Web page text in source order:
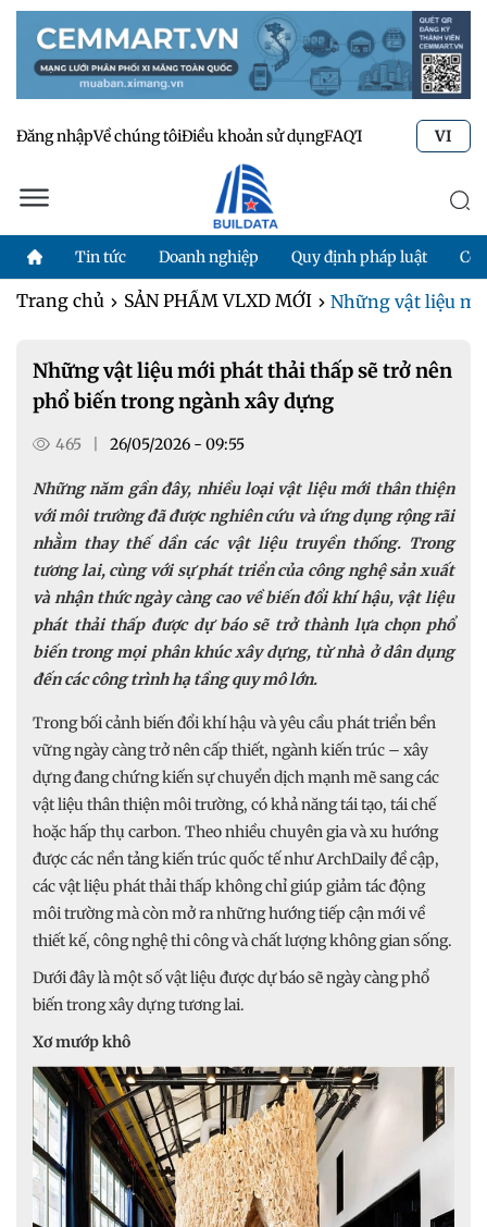
Đăng nhậpVề chúng tôiĐiều khoản sử dụngFAQTư vấn kỹ thuật
VI
Tin tức Doanh nghiệp Quy định pháp luật
Trang chủ SẢN PHẨM VLXD MỚI Những vật liệu
Những vật liệu mới phát thải thấp sẽ trở nên
phổ biến trong ngành xây dựng
465 26/05/2026 - 09:55
Những năm gần đây, nhiều loại vật liệu mới thân thiện
với môi trường đã được nghiên cứu và ứng dụng rộng rãi
nhằm thay thế dần các vật liệu truyền thống. Trong
tương lai, cùng với sự phát triển của công nghệ sản xuất
và nhận thức ngày càng cao về biến đổi khí hậu, vật liệu
phát thải thấp được dự báo sẽ trở thành lựa chọn phổ
biến trong mọi phân khúc xây dựng, từ nhà ở dân dụng
đến các công trình hạ tầng quy mô lớn.
Trong bối cảnh biến đổi khí hậu và yêu cầu phát triển bền
vững ngày càng trở nên cấp thiết, ngành kiến trúc – xây
dựng đang chứng kiến sự chuyển dịch mạnh mẽ sang các
vật liệu thân thiện môi trường, có khả năng tái tạo, tái chế
hoặc hấp thụ carbon. Theo nhiều chuyên gia và xu hướng
được các nền tảng kiến trúc quốc tế như ArchDaily đề cập,
các vật liệu phát thải thấp không chỉ giúp giảm tác động
môi trường mà còn mở ra những hướng tiếp cận mới về
thiết kế, công nghệ thi công và chất lượng không gian sống.
Dưới đây là một số vật liệu được dự báo sẽ ngày càng phổ
biến trong xây dựng tương lai.
Xơ mướp khô